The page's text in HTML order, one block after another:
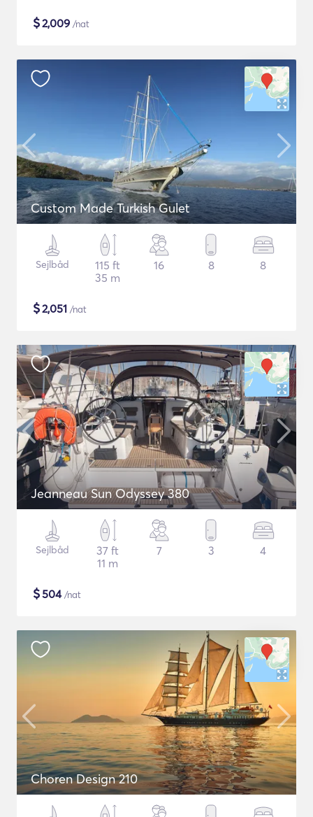
$2,009 /nat
Custom Made Turkish Gulet
Sejlbåd
115 ft
35 m
16 8 8
$2,051 /nat
Jeanneau Sun Odyssey 380
Sejlbåd
37 ft
11 m
7 3 4
$504/nat
Choren Design 210